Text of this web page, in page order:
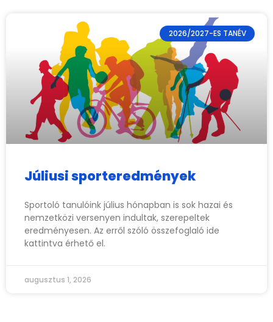
2026/2027-ES TANÉV
Júliusi sporteredmények
Sportoló tanulóink július hónapban is sok hazai és
nemzetközi versenyen indultak, szerepeltek
eredményesen. Az erről szóló összefoglaló ide
kattintva érhető el.
augusztus 1, 2026